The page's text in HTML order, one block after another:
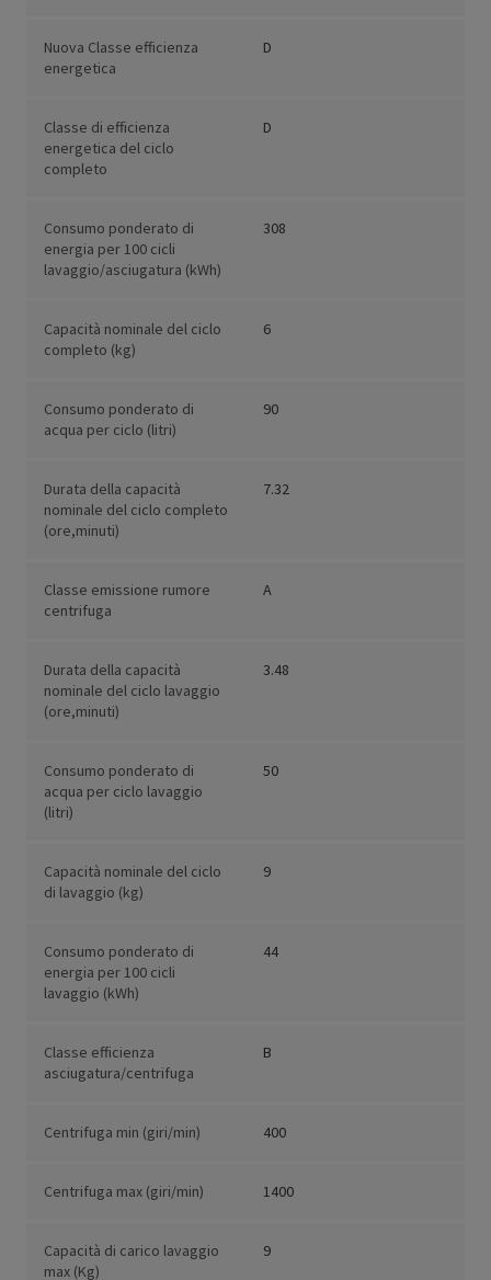
Nuova Classe efficienza
energetica
D
Classe di efficienza
energetica del ciclo
completo
D
Consumo ponderato di
energia per 100 cicli
lavaggio/asciugatura (kWh)
308
Capacità nominale del ciclo
completo (kg)
6
Consumo ponderato di
acqua per ciclo (litri)
90
Durata della capacità
nominale del ciclo completo
(ore,minuti)
7.32
Classe emissione rumore
centrifuga
A
Durata della capacità
nominale del ciclo lavaggio
(ore,minuti)
3.48
Consumo ponderato di
acqua per ciclo lavaggio
(litri)
50
Capacità nominale del ciclo
di lavaggio (kg)
9
Consumo ponderato di
energia per 100 cicli
lavaggio (kWh)
44
Classe efficienza
asciugatura/centrifuga
B
Centrifuga min (giri/min) 400
Centrifuga max (giri/min) 1400
Capacità di carico lavaggio
max (Kg)
9